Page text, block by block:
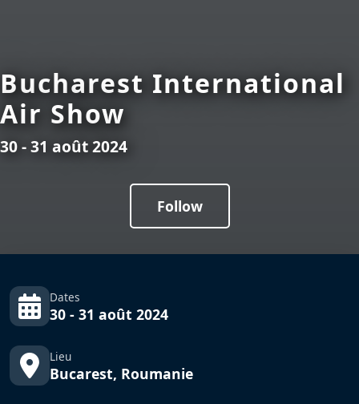
Bucharest International
Air Show
30 - 31 août 2024
Follow
Dates
30 - 31 août 2024
Lieu
Bucarest, Roumanie